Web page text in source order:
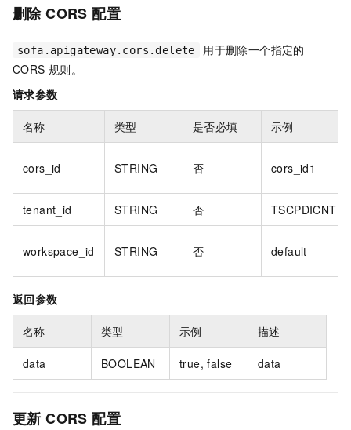
删除 CORS 配置
sofa.apigateway.cors.delete
用于删除一个指定的
CORS 规则。
请求参数
名称 类型 是否必填 示例
cors_id STRING 否 cors_id1
tenant_id STRING 否 TSCPDICNT
workspace_id STRING 否 default
返回参数
名称 类型 示例 描述
data BOOLEAN true, false data
更新 CORS 配置